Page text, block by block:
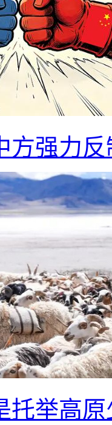
方强力
托举高